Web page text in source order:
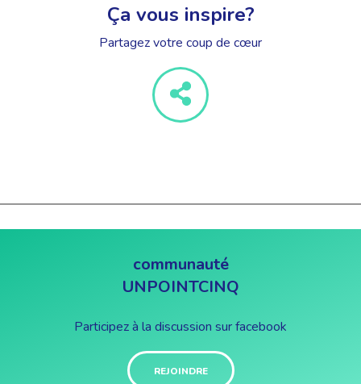
Ça vous inspire?
Partagez votre coup de cœur
communauté
UNPOINTCINQ
Participez à la discussion sur facebook
REJOINDRE